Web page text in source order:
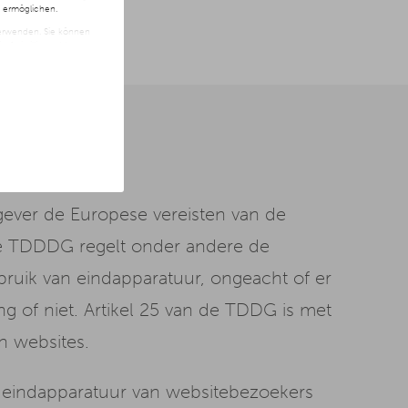
ermöglichen.
Sie können
klicken.
de Europese vereisten van de
regelt onder andere de
van eindapparatuur, ongeacht of er
of niet. Artikel 25 van de TDDG is met
websites.
van websitebezoekers